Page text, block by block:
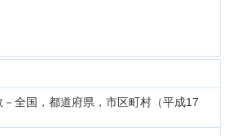
全国，都道府県，市区町村（平成17